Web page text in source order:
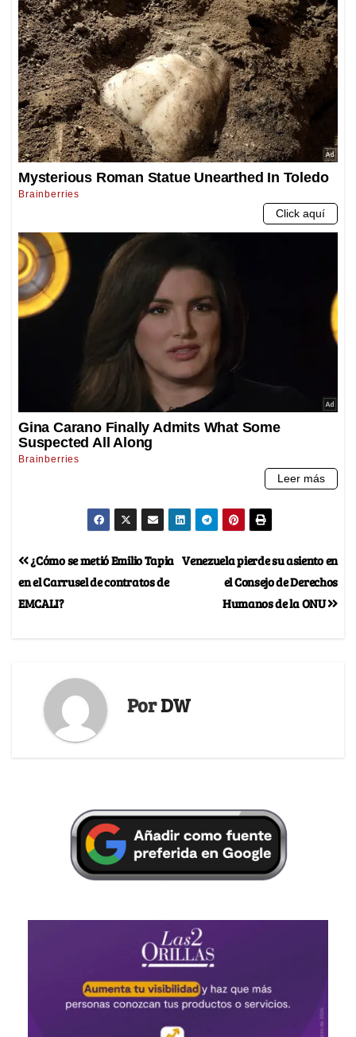
Venezuela pierde su asiento en
el Consejo de Derechos
Humanos de la ONU
¿Cómo se metió Emilio Tapia
en el Carrusel de contratos de
EMCALI?
PorDW